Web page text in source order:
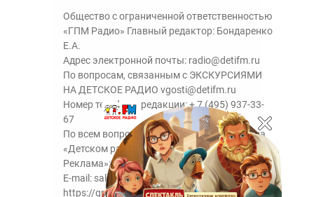
Общество с ограниченной ответственностью
«ГПМ Радио» Главный редактор: Бондаренко
Е.А.
Адрес электронной почты: radio@detifm.ru
По вопросам, связанным с ЭКСКУРСИЯМИ
НА ДЕТСКОЕ РАДИО vgosti@detifm.ru
Номер телефона редакции:+ 7 (495) 937-33-
67
По всем вопросам размещения рекламы на
«Детском радио» - сейлз-хаус «ГПМ
Реклама»:+7 (495) 921-40-41
E-mail: sales@gazprom-media.ru
https://gpmsaleshouse.ru/